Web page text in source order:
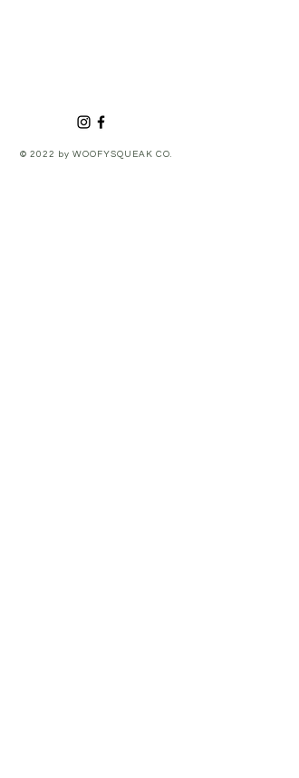
© 2022 by WOOFYSQUEAK CO.